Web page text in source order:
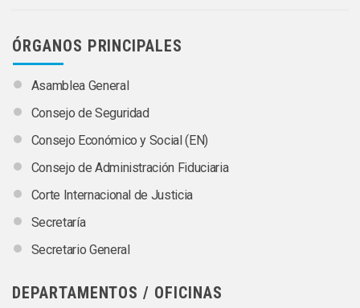
ÓRGANOS PRINCIPALES
Asamblea General
Consejo de Seguridad
Consejo Económico y Social (EN)
Consejo de Administración Fiduciaria
Corte Internacional de Justicia
Secretaría
Secretario General
DEPARTAMENTOS / OFICINAS